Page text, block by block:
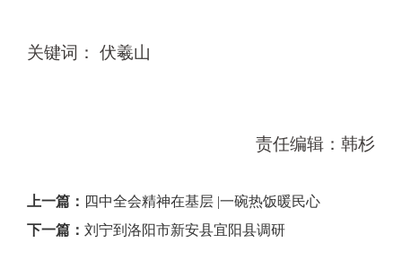
关键词： 伏羲山
责任编辑：韩杉
上一篇： 四中全会精神在基层 |一碗热饭暖民心
下一篇： 刘宁到洛阳市新安县宜阳县调研